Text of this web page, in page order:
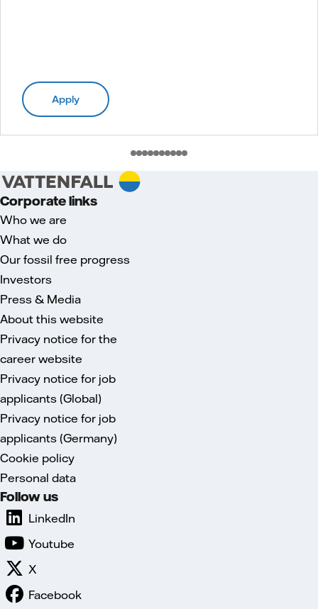
Apply
Corporate links
Who we are
What we do
Our fossil free progress
Investors
Press & Media
About this website
Privacy notice for the
career website
Privacy notice for job
applicants (Global)
Privacy notice for job
applicants (Germany)
Cookie policy
Personal data
Follow us
LinkedIn
Youtube
X
Facebook